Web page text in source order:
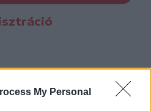
My Personal